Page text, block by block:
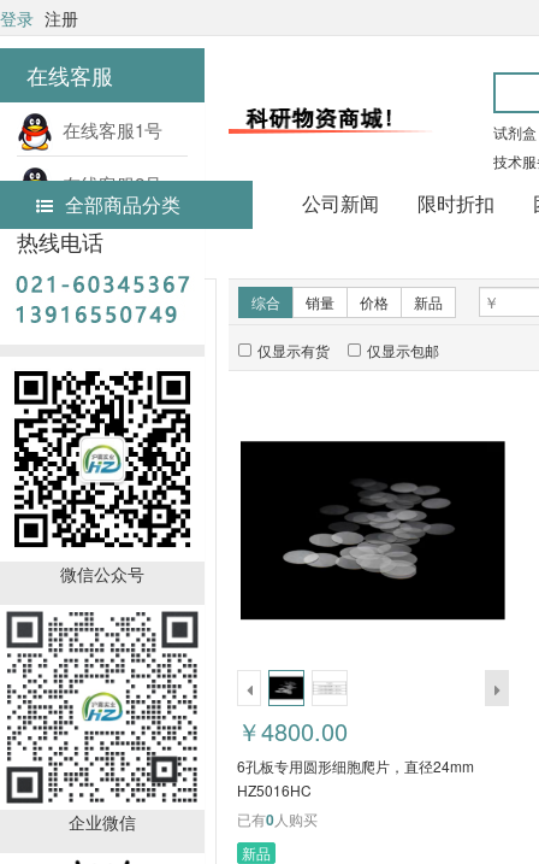
在线客服
在线客服1号
在线客服2号
热线电话
微信公众号
企业微信
登录 注册
试剂盒
技术
全部商品分类 公司新闻 限时折扣
首页
实验耗材
新品推荐
6孔板专用圆形细胞爬
片，直径24mm
已有 0人购买
综合 销量 价格 新品
仅显示有货 仅显示包邮
￥4800.00
6孔板专用圆形细胞爬片，直径24mm
HZ5016HC
已有0人购买
新品